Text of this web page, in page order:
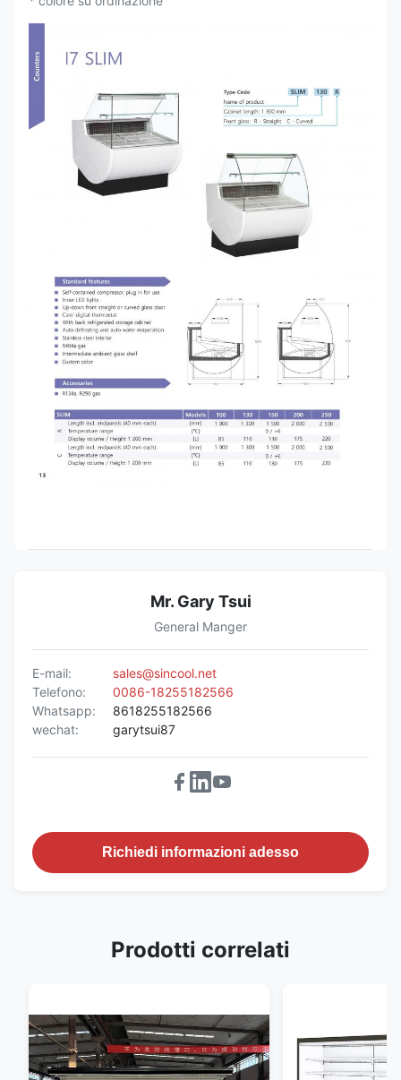
Mr. Gary Tsui
General Manger
E-mail:
sales@sincool.net
Telefono:
0086-18255182566
Whatsapp:
8618255182566
wechat:
garytsui87
Richiedi informazioni adesso
Prodotti correlati